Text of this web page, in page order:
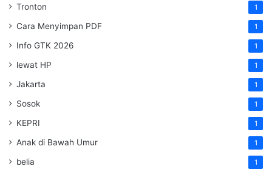
Tronton 1
Cara Menyimpan PDF 1
Info GTK 2026 1
lewat HP 1
Jakarta 1
Sosok 1
KEPRI 1
Anak di Bawah Umur 1
belia 1